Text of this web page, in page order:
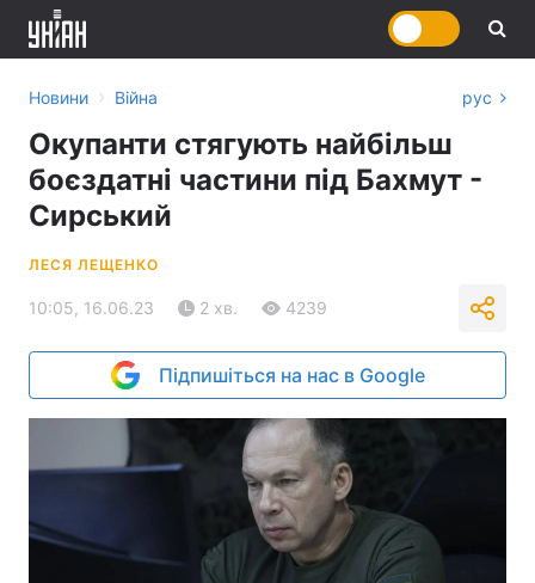
Новини › Війна рус
Окупанти стягують найбільш
боєздатні частини під Бахмут -
Сирський
ЛЕСЯ ЛЕЩЕНКО
10:05, 16.06.23 2 хв. 4239
Підпишіться на нас в Google